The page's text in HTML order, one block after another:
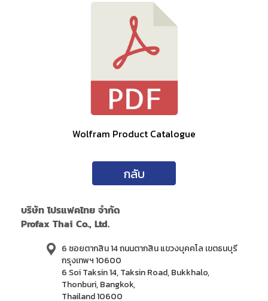
Wolfram Product Catalogue
กลับ
บริษัท โปรแฟคไทย จำกัด
Profax Thai Co., Ltd.
6 ซอยตากสิน 14 ถนนตากสิน แขวงบุคคโล เขตธนบุรี
กรุงเทพฯ 10600
6 Soi Taksin 14, Taksin Road, Bukkhalo,
Thonburi, Bangkok,
Thailand 10600